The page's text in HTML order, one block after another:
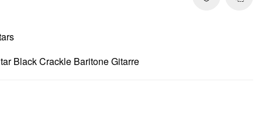
Black Crackle Baritone Gitarre